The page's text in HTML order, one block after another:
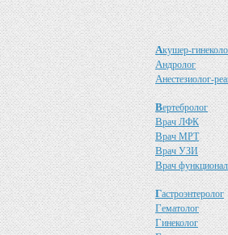
Акушер-
Андролог
Анестезиолог-
Вертебролог
Врач ЛФК
Врач МРТ
Врач УЗИ
Врач
Гастроэнтеролог
Гематолог
Гинеколог